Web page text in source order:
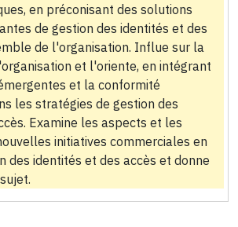
en préconisant des solutions
de gestion des identités et des
de l'organisation. Influe sur la
et l'oriente, en intégrant
et la conformité
les stratégies de gestion des
Examine les aspects et les
initiatives commerciales en
des identités et des accès et donne